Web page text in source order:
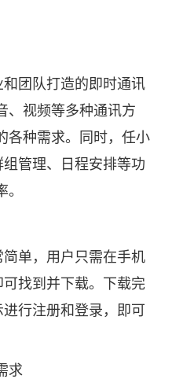
团队打造的即时通讯
、视频等多种通讯方
各种需求。同时，任小
管理、日程安排等功
单，用户只需在手机
可找到并下载。下载完
行注册和登录，即可
求